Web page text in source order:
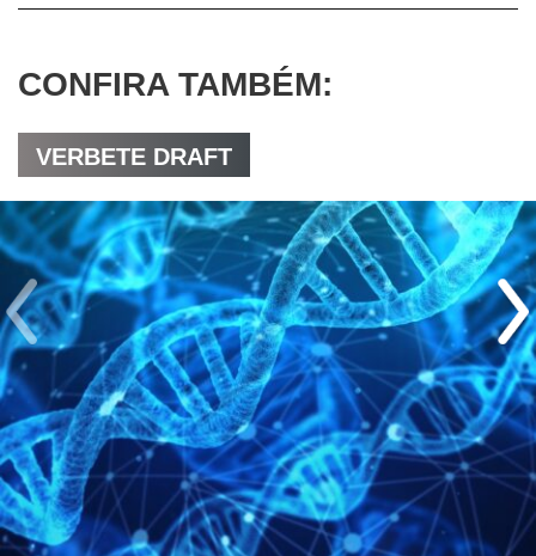
CONFIRA TAMBÉM:
VERBETE DRAFT